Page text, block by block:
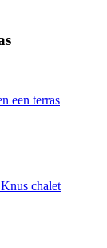
een terras
chalet